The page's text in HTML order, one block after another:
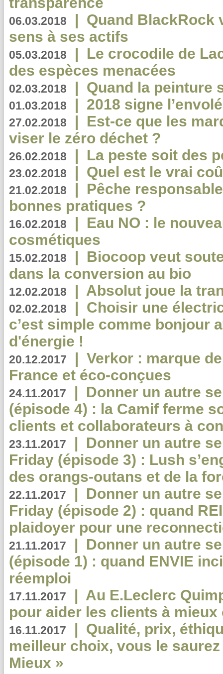
06.03.2018 | Quand BlackRock
sens à ses actifs
05.03.2018 | Le crocodile de
des espèces menacées
02.03.2018 | Quand la peinture
01.03.2018 | 2018 signe
27.02.2018 | Est-ce que les
viser le zéro déchet ?
26.02.2018 | La peste soit des
23.02.2018 | Quel est le vrai
21.02.2018 | Pêche
bonnes pratiques ?
16.02.2018 | Eau NO : le
cosmétiques
15.02.2018 | Biocoop veut
dans la conversion au bio
12.02.2018 | Absolut joue la
02.02.2018 | Choisir une
c’est simple comme bonjour
d'énergie !
20.12.2017 | Verkor : marque
France et éco-conçues
24.11.2017 | Donner un autre
(épisode 4) : la Camif ferme
clients et collaborateurs à
23.11.2017 | Donner un autre
Friday (épisode 3) : Lush
des orangs-outans et de la
22.11.2017 | Donner un autre
Friday (épisode 2) : quand
plaidoyer pour une
21.11.2017 | Donner un autre
(épisode 1) : quand ENVIE
réemploi
17.11.2017 | Au E.Leclerc
pour aider les clients à
16.11.2017 | Qualité, prix,
meilleur choix, vous le
Mieux »